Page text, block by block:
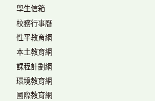
學生信箱
校務行事曆
性平教育網
本土教育網
課程計劃網
環境教育網
國際教育網